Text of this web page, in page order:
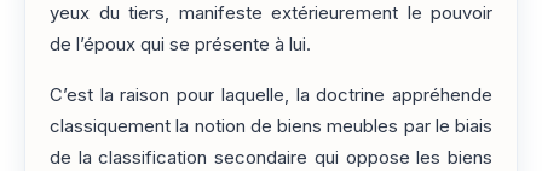
yeux du tiers, manifeste extérieurement le pouvoir
de l’époux qui se présente à lui.
C’est la raison pour laquelle, la doctrine appréhende
classiquement la notion de biens meubles par le biais
de la classification secondaire qui oppose les biens